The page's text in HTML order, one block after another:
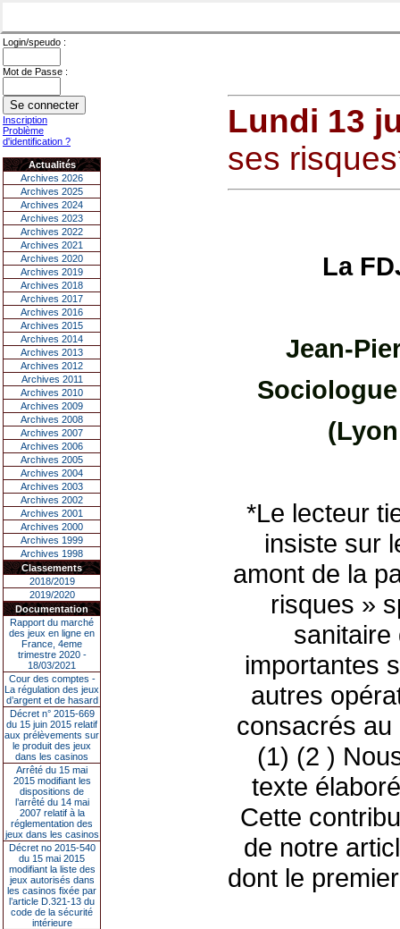
Login/speudo :
Mot de Passe :
Inscription
Problème
d'identification ?
Actualités
Archives 2026
Archives 2025
Archives 2024
Archives 2023
Archives 2022
Archives 2021
Archives 2020
Archives 2019
Archives 2018
Archives 2017
Archives 2016
Archives 2015
Archives 2014
Archives 2013
Archives 2012
Archives 2011
Archives 2010
Archives 2009
Archives 2008
Archives 2007
Archives 2006
Archives 2005
Archives 2004
Archives 2003
Archives 2002
Archives 2001
Archives 2000
Archives 1999
Archives 1998
Classements
2018/2019
2019/2020
Documentation
Rapport du marché
des jeux en ligne en
France, 4eme
trimestre 2020 -
18/03/2021
Cour des comptes -
La régulation des jeux
d’argent et de hasard
Décret n° 2015-669
du 15 juin 2015 relatif
aux prélèvements sur
le produit des jeux
dans les casinos
Arrêté du 15 mai
2015 modifiant les
dispositions de
l’arrêté du 14 mai
2007 relatif à la
réglementation des
jeux dans les casinos
Décret no 2015-540
du 15 mai 2015
modifiant la liste des
jeux autorisés dans
les casinos fixée par
l’article D.321-13 du
code de la sécurité
intérieure
Lundi 13
ses
La
Jean-
*Le lecteur
insiste sur
amont de la
risques »
sanitaire
importantes
autres
consacrés au
(1) (2 )
texte
Cette
de notre
dont le